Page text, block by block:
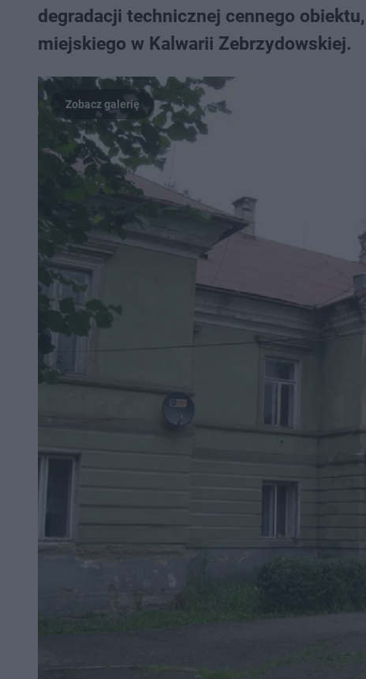
degradacji technicznej cennego
miejskiego w Kalwarii Zebrzydowskiej.